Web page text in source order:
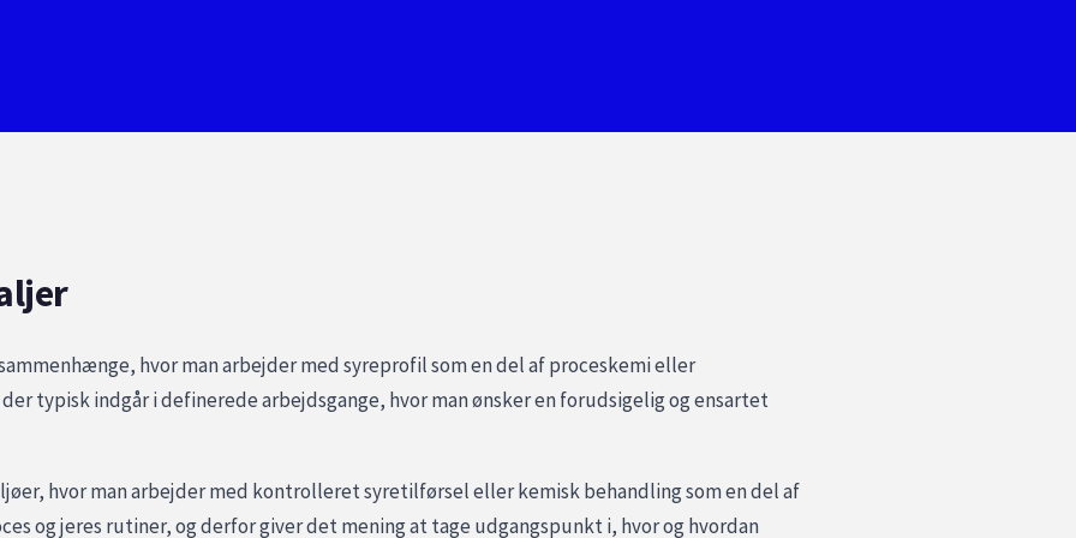
hvor man arbejder med syreprofil som en del af proceskemi eller
typisk indgår i definerede arbejdsgange, hvor man ønsker en forudsigelig og ensartet
hvor man arbejder med kontrolleret syretilførsel eller kemisk behandling som en del af
og jeres rutiner, og derfor giver det mening at tage udgangspunkt i, hvor og hvordan